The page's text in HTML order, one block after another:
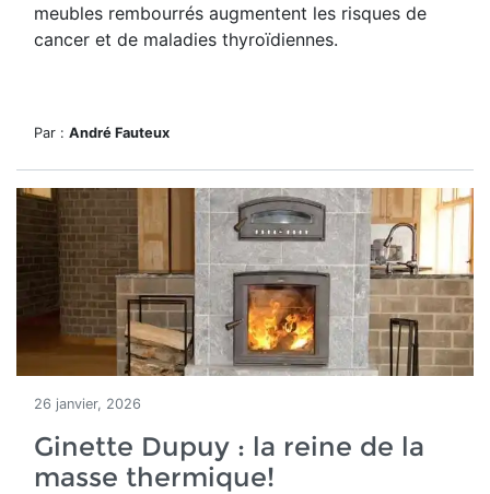
meubles rembourrés augmentent les risques de
cancer et de maladies thyroïdiennes.
Par : André Fauteux
26 janvier, 2026
Ginette Dupuy : la reine de la
masse thermique!